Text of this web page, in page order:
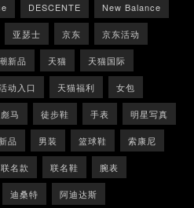
DESCENTE New Balance
亚瑟士 京东 京东活动
新品 天猫 天猫国际
动入口 天猫福利 女包
彪马 徒步鞋 手表 明星写真
品 男装 篮球鞋 索康尼
联名款 联名鞋 腕表
迪桑特 阿迪达斯